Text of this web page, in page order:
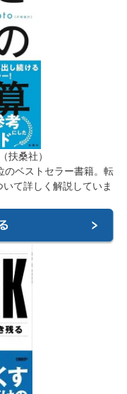
（扶桑社）
のベストセラー書籍。転
て詳しく解説していま